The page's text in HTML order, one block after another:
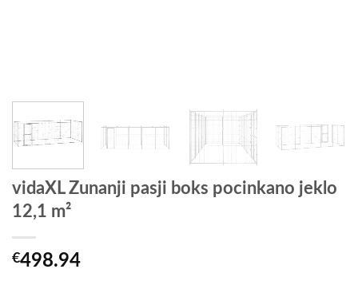
vidaXL Zunanji pasji boks pocinkano jeklo
12,1 m²
€498.94